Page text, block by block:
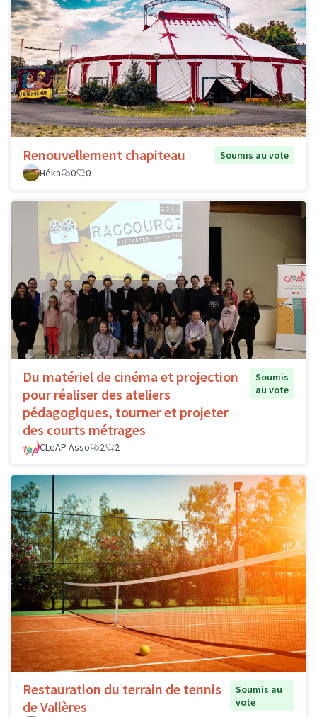
Renouvellement chapiteau
Soumis au vote
Héka
0 0
Du matériel de cinéma et projection
pour réaliser des ateliers
pédagogiques, tourner et projeter
des courts métrages
Soumis
au vote
CLeAP Asso 2 2
Restauration du terrain de tennis
de Vallères
Soumis au
vote